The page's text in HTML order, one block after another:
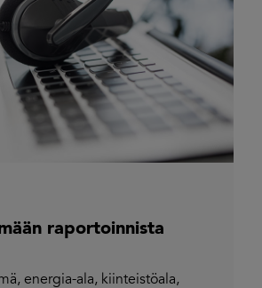
raportoinnista
, energia-ala, kiinteistöala,